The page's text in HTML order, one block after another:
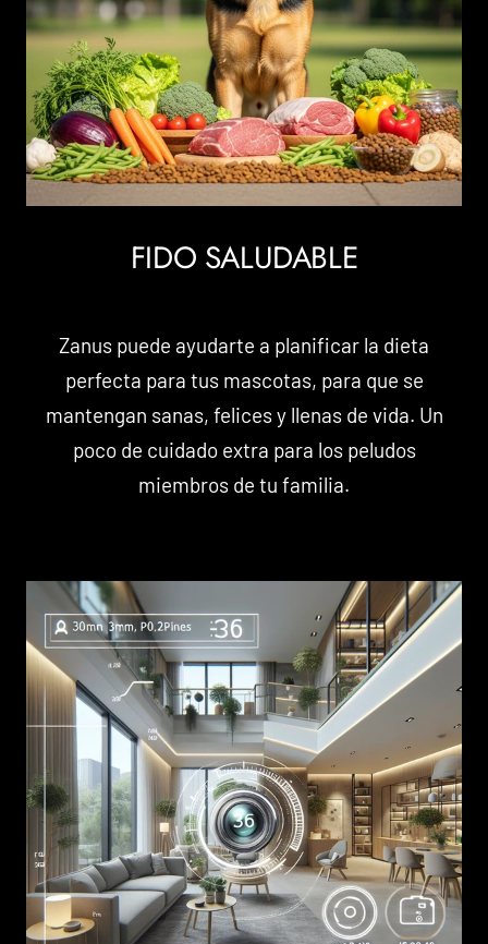
FIDO SALUDABLE
Zanus puede ayudarte a planificar la dieta
perfecta para tus mascotas, para que se
mantengan sanas, felices y llenas de vida. Un
poco de cuidado extra para los peludos
miembros de tu familia.